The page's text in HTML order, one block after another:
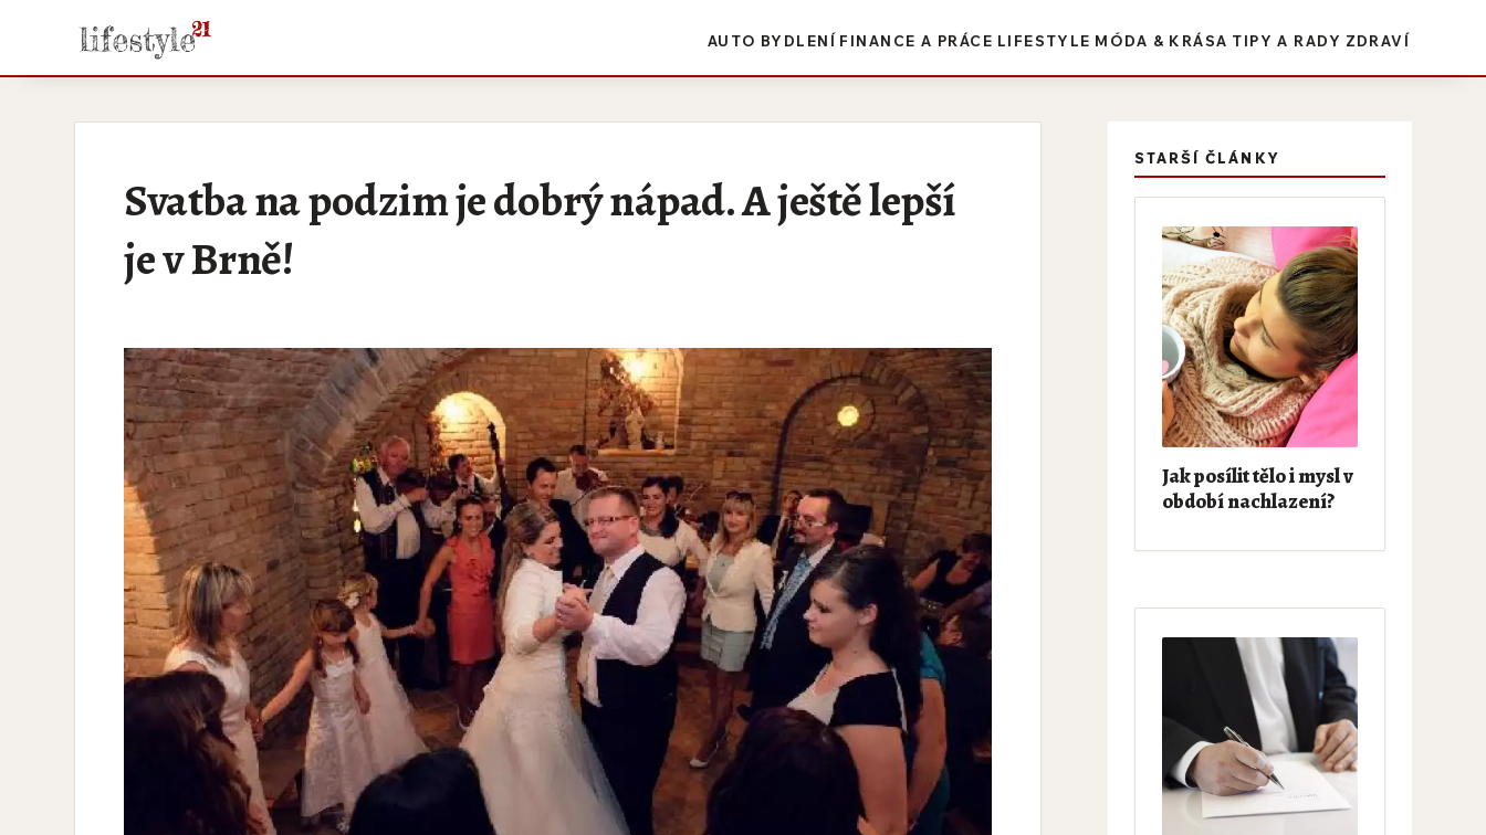
AUTO BYDLENÍ FINANCE A PRÁCE LIFESTYLE MÓDA & KRÁSA TIPY A RADY ZDRAVÍ
Svatba na podzim je dobrý nápad. A ještě lepší
je v Brně!
STARŠÍ ČLÁNKY
Jak posílit tělo i mysl v
období nachlazení?